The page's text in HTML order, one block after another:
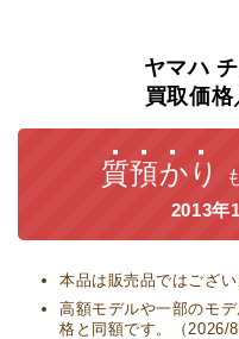
ヤマハ
買取価
質預かり
2013年
本品は販売品ではござい
高額モデルや一部のモ
格と同額です。（2026/8